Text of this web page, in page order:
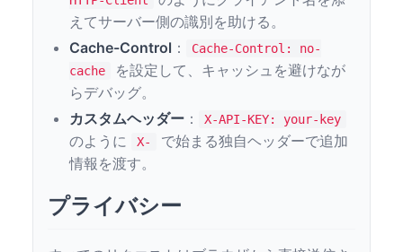
えてサーバー側の識別を助ける。
Cache-Control ：
Cache-Control: no-
cache
を設定して、キャッシュを避けなが
らデバッグ。
カスタムヘッダー ： X-API-KEY: your-key
のように X-
で始まる独自ヘッダーで追加
情報を渡す。
プライバシー